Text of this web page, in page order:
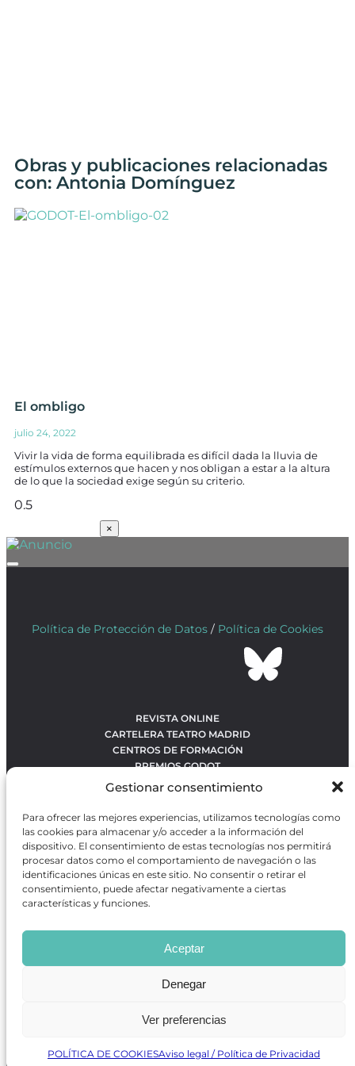
Gestionar consentimiento
Para ofrecer las mejores experiencias, utilizamos tecnologías como
las cookies para almacenar y/o acceder a la información del
dispositivo. El consentimiento de estas tecnologías nos permitirá
procesar datos como el comportamiento de navegación o las
identificaciones únicas en este sitio. No consentir o retirar el
consentimiento, puede afectar negativamente a ciertas
características y funciones.
Aceptar
Denegar
Ver preferencias
POLÍTICA DE COOKIESAviso legal / Política de Privacidad
Obras y publicaciones relacionadas
con: Antonia Domínguez
El ombligo
julio 24, 2022
Vivir la vida de forma equilibrada es difícil dada la lluvia de
estímulos externos que hacen y nos obligan a estar a la altura
de lo que la sociedad exige según su criterio.
×
Política de Protección de Datos / Política de Cookies
REVISTA ONLINE
CARTELERA TEATRO MADRID
CENTROS DE FORMACIÓN
PREMIOS GODOT
CONTACTO
OBRAS MÁS VOTADAS
RANKING MEJORES OBRAS
BÚSQUEDA AVANZADA DE OBRAS
Revista GODOTes una revista independiente especializada
en información sobre artes escénicas de Madrid, gratuita y
que se distribuye en espacios escénicos, además de otros
puntos de interés turístico y de ocio de la capital.
Desarrollado por Precise Future